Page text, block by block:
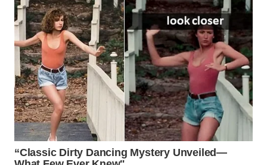
WN
CIREBON
WN
INDRAMAYU
WN
KUNINGAN
WN
MAJALENGKA